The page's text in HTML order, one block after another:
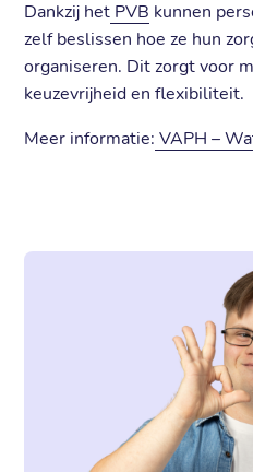
Dankzij het PVB kunnen
zelf beslissen hoe ze hun
organiseren. Dit zorgt voor
keuzevrijheid en flexibiliteit.
Meer informatie: VAPH –